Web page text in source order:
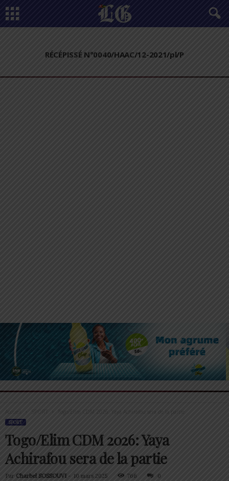
RÉCÉPISSÉ N°0040/HAAC/12-2021/pl/P
Accueil Togo/Elim CDM 2026: Yaya Achirafou sera de la partie
SPORT
Togo/Elim CDM 2026: Yaya
Achirafou sera de la partie
Par Charbel SOSSOUVI - 10 mars 2025 766 0